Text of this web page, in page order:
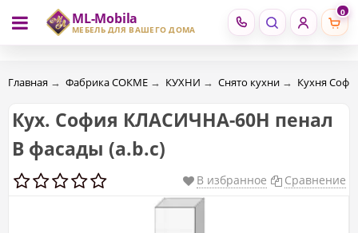
ML-Mobila
МЕБЕЛЬ ДЛЯ ВАШЕГО ДОМА
0
RU RO
Главная → Фабрика СОКМЕ → КУХНИ → Снято кухни → Кухня
Кух. София КЛАСИЧНА-60Н пенал
В фасады (a.b.c)
В избранное Сравнение